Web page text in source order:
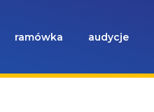
ramówka audycje